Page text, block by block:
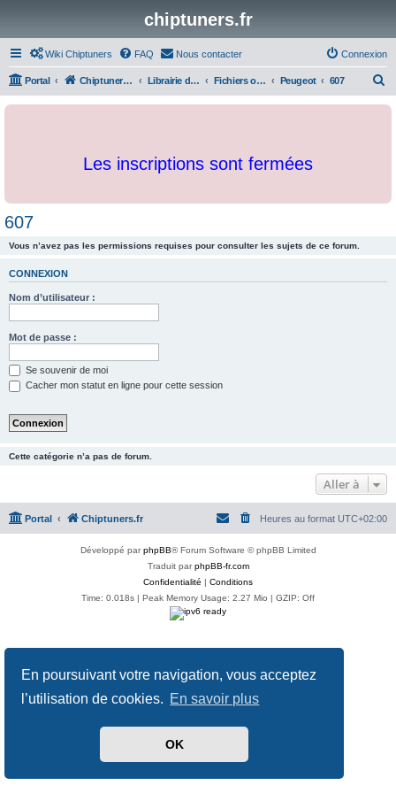
En poursuivant votre navigation, vous acceptez
l’utilisation de cookies. En savoir plus
OK
chiptuners.fr
Wiki Chiptuners FAQ Nous contacter Connexion
Portal Chiptuners.fr Librairie de documents et originaux Fichiers originaux Peugeot 607
c
Les inscriptions sont fermées
607
Vous n’avez pas les permissions requises pour consulter les sujets de ce forum.
CONNEXION
Nom d’utilisateur :
Mot de passe :
Se souvenir de moi
Cacher mon statut en ligne pour cette session
Cette catégorie n’a pas de forum.
Aller à
Portal Chiptuners.fr Heures au format UTC+02:00
Développé parphpBB® Forum Software © phpBB Limited
Traduit parphpBB-fr.com
Confidentialité | Conditions
Time: 0.018s | Peak Memory Usage: 2.27 Mio | GZIP: Off